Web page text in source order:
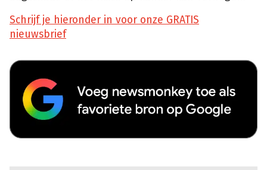
Schrijf je hieronder in voor onze GRATIS
nieuwsbrief